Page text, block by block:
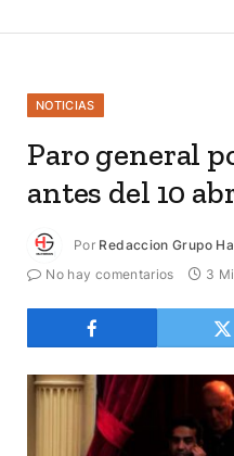
NOTICIAS
Paro general
antes del 10
Por Redaccion Grupo
No hay comentarios
3